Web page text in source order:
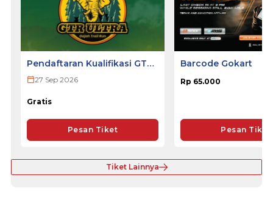
Pendaftaran Kualifikasi GTR
ULTRA 2026
27 Sep 2026
Gratis
Pesan Tiket
Barcode Gokart
Rp 65.000
Pesan Tiket
Tiket Lainnya